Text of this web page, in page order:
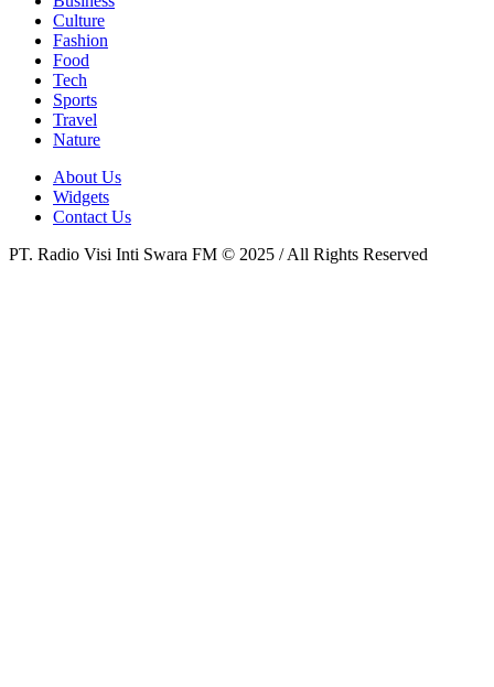
Culture
Fashion
Food
Tech
Sports
Travel
Nature
About Us
Widgets
Contact Us
PT. Radio Visi Inti Swara FM © 2025 / All Rights Reserved